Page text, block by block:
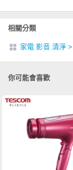
相關分類
家電 影音 清淨 >
你可能會喜歡